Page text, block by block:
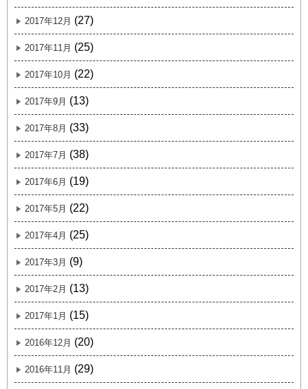
2017年12月 (27)
2017年11月 (25)
2017年10月 (22)
2017年9月 (13)
2017年8月 (33)
2017年7月 (38)
2017年6月 (19)
2017年5月 (22)
2017年4月 (25)
2017年3月 (9)
2017年2月 (13)
2017年1月 (15)
2016年12月 (20)
2016年11月 (29)